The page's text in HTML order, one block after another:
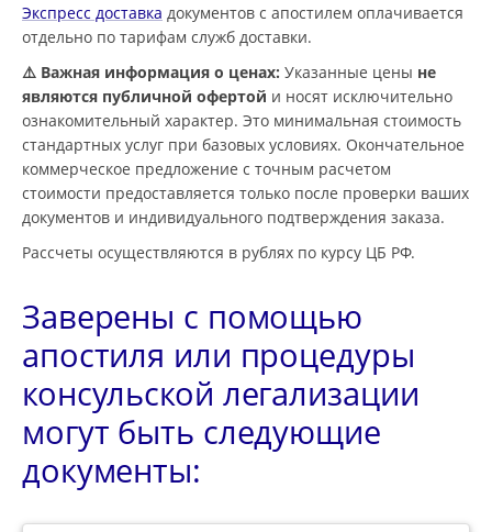
Экспресс доставка документов с апостилем оплачивается
отдельно по тарифам служб доставки.
⚠️ Важная информация о ценах: Указанные цены не
являются публичной офертой и носят исключительно
ознакомительный характер. Это минимальная стоимость
стандартных услуг при базовых условиях. Окончательное
коммерческое предложение с точным расчетом
стоимости предоставляется только после проверки ваших
документов и индивидуального подтверждения заказа.
Рассчеты осуществляются в рублях по курсу ЦБ РФ.
Заверены с помощью
апостиля или процедуры
консульской легализации
могут быть следующие
документы: